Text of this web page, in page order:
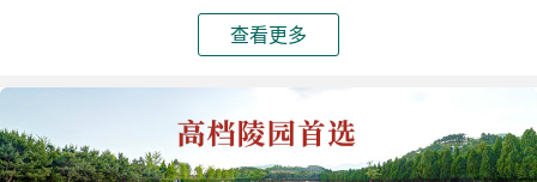
查看更多